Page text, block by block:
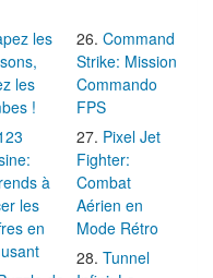
les
les
!
à
les
en
Command
Strike: Mission
Commando
FPS
Pixel Jet
Fighter:
Combat
Aérien en
Mode Rétro
Tunnel